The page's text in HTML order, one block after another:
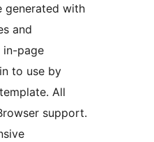
generated with
and
in-page
to use by
All
support.